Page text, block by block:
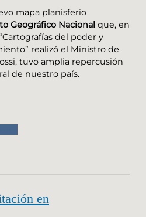
mapa planisferio
Geográfico Nacional que, en
del poder y
realizó el Ministro de
tuvo amplia repercusión
de nuestro país.
en